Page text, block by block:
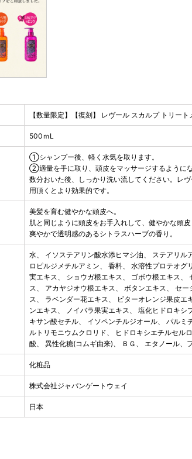
【数量限定】【復刻】 レヴール スカルプ トリート
500ｍL
①シャンプー後、軽く水気を取ります。
②適量を手に取り、頭皮をマッサージするように
数分おいた後、しっかり洗い流してください。レ
用頂くとより効果的です。
美髪を育む健やかな頭皮へ。
肌と同じように頭皮をお手入れして、健やかな頭皮
爽やかで透明感のあるシトラスハーブの香り。
水、 イソステアリン酸水添ヒマシ油、 ステアリ
ロピルジメチルアミン、 香料、 水溶性プロテオ
実エキス、 ショウガ根エキス、 ゴボウ根エキス、
ス、 アカヤジオウ根エキス、 ボタンエキス、 セ
ス、 ラベンダー花エキス、 ビターオレンジ果皮エ
ンエキス、 ノイバラ果実エキス、 塩化ヒドロキ
キサン酸セチル、 イソペンチルジオール、 パル
ルトリモニウムクロリド、 ヒドロキシエチルセル
酸、 異性化糖(コムギ由来)、 ＢＧ、 エタノール、
化粧品
株式会社ジャパンゲートウェイ
日本